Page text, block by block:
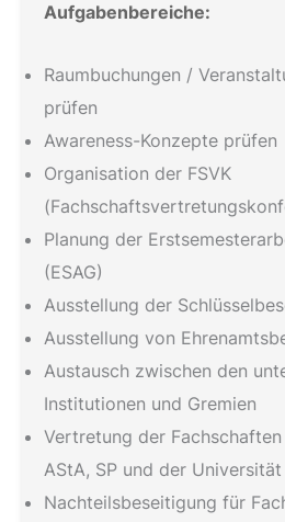
Aufgabenbereiche:
Raumbuchungen /
prüfen
Awareness-Konzepte prüfen
Organisation der FSVK
Planung der
(ESAG)
Ausstellung der
Ausstellung von
Austausch zwischen den
Institutionen und Gremien
Vertretung der
AStA, SP und der Universität
Nachteilsbeseitigung für